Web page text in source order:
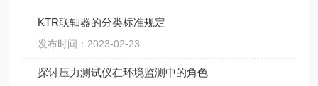
KTR联轴器的分类标准规定
发布时间：2023-02-23
探讨压力测试仪在环境监测中的角色